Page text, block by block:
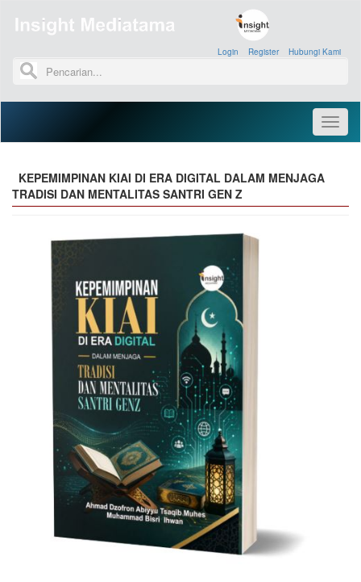
Login Register» Hubungi Kami
KEPEMIMPINAN KIAI DI ERA DIGITAL DALAM MENJAGA
TRADISI DAN MENTALITAS SANTRI GEN Z